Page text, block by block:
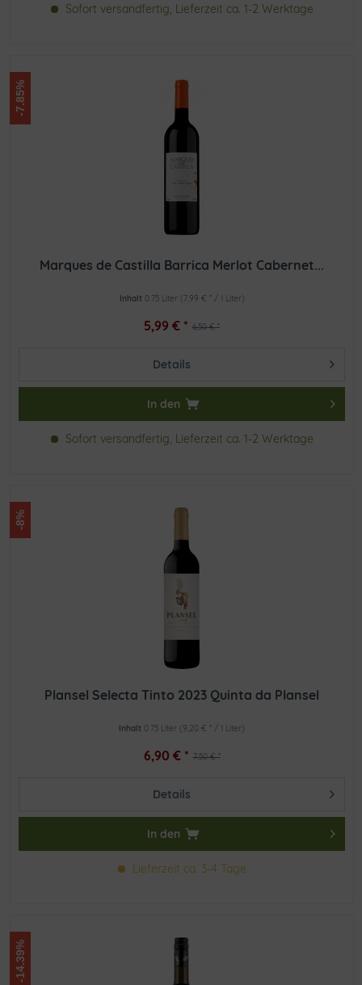
Sofort versandfertig, Lieferzeit ca. 1-2 Werktage
-7.85%
Marques de Castilla Barrica Merlot Cabernet...
Inhalt 0.75 Liter (7,99 € * / 1 Liter)
6,50 € *
5,99 € *
Details
In den
Sofort versandfertig, Lieferzeit ca. 1-2 Werktage
-8%
Plansel Selecta Tinto 2023 Quinta da Plansel
Inhalt 0.75 Liter (9,20 € * / 1 Liter)
7,50 € *
6,90 € *
Details
In den
Lieferzeit ca. 3-4 Tage
-14.39%